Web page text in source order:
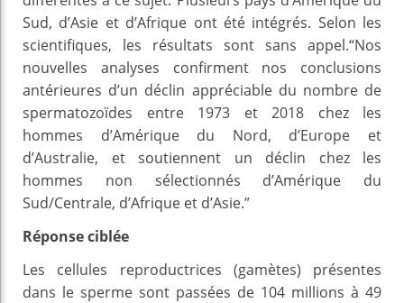
Sud, d’Asie et d’Afrique ont été intégrés. Selon les
scientifiques, les résultats sont sans appel.“Nos
nouvelles analyses confirment nos conclusions
antérieures d’un déclin appréciable du nombre de
spermatozoïdes entre 1973 et 2018 chez les
hommes d’Amérique du Nord, d’Europe et
d’Australie, et soutiennent un déclin chez les
hommes non sélectionnés d’Amérique du
Sud/Centrale, d’Afrique et d’Asie.”
Réponse ciblée
Les cellules reproductrices (gamètes) présentes
dans le sperme sont passées de 104 millions à 49